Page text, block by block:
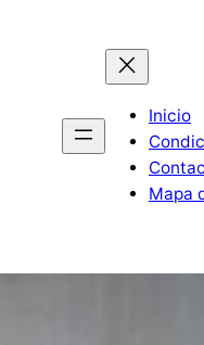
Inicio
Mapa